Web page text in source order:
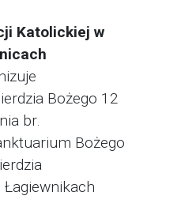
Katolickiej w
Bożego 12
br.
Bożego